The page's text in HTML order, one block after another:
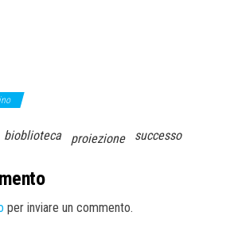
bioblioteca proiezione successo
per inviare un commento.